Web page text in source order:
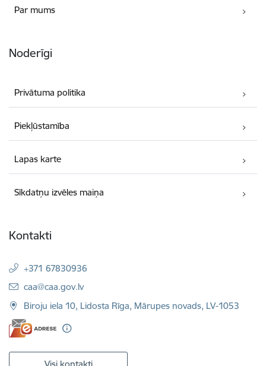
Par mums
Noderīgi
Privātuma politika
Piekļūstamība
Lapas karte
Sīkdatņu izvēles maiņa
Kontakti
+371 67830936
E-pasts:
caa@caa.gov.lv
Biroju iela 10, Lidosta Rīga, Mārupes novads, LV-1053
Visi kontakti